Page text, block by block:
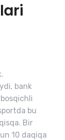
bank
bu
Bir
10 daqiqa